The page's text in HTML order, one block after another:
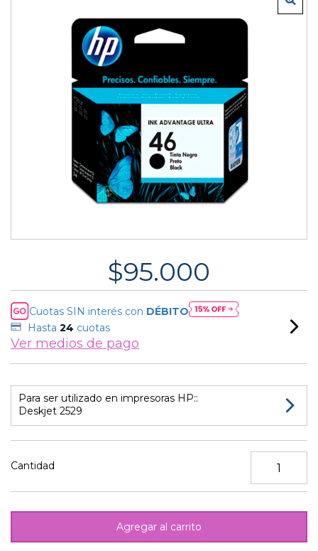
$95.000
Cuotas SIN interés con DÉBITO
Hasta 24 cuotas
Ver medios de pago
Para ser utilizado en impresoras HP::
Deskjet 2529
Cantidad